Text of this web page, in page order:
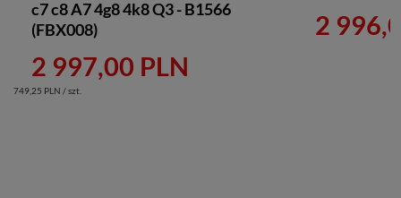
c7 c8 A7 4g8 4k8 Q3 - B1566
(FBX008)
2 997,00 PLN
749,25 PLN / szt.
2